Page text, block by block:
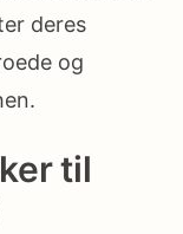
deres
og
til